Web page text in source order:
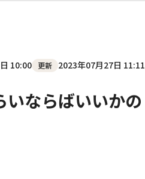
10:00 更新 2023年07月27日 11:11
ならばいいかの